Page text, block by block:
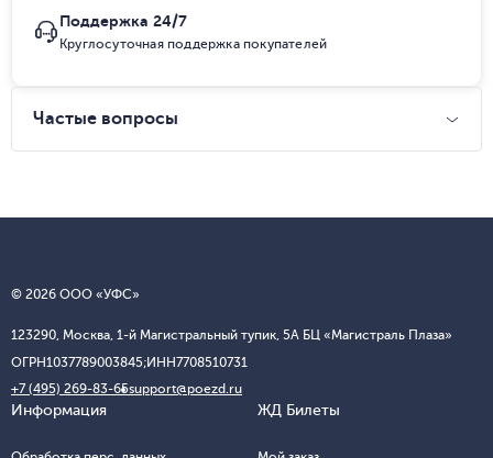
Поддержка 24/7
Круглосуточная поддержка покупателей
Частые вопросы
© 2026 ООО «УФС»
123290, Москва, 1-й Магистральный тупик, 5А БЦ «Магистраль Плаза»
ОГРН1037789003845;ИНН7708510731
+7 (495) 269-83-65support@poezd.ru
Информация ЖД Билеты